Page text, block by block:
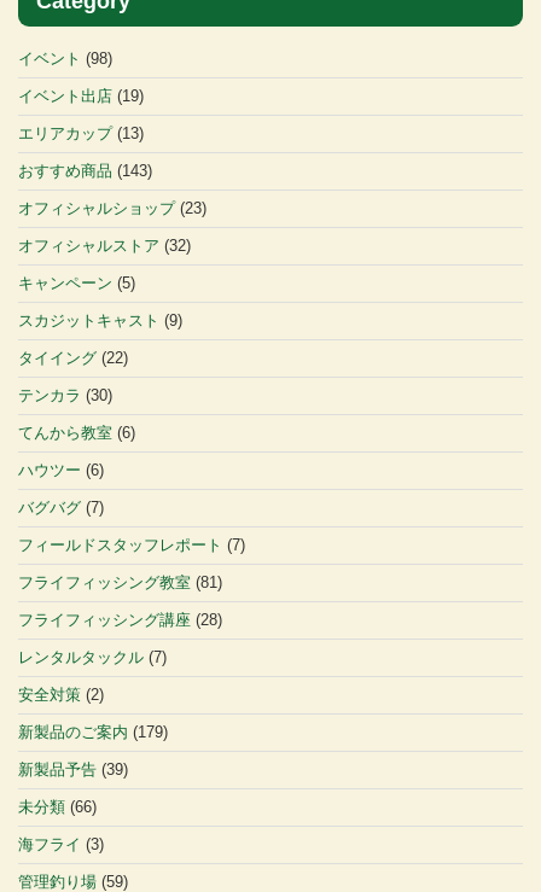
イベント (98)
イベント出店 (19)
エリアカップ(13)
おすすめ商品 (143)
オフィシャルショップ(23)
オフィシャルストア (32)
キャンペーン (5)
スカジットキャスト (9)
タイイング (22)
テンカラ (30)
てんから教室 (6)
ハウツー (6)
バグバグ (7)
フィールドスタッフレポート (7)
フライフィッシング教室 (81)
フライフィッシング講座 (28)
レンタルタックル (7)
安全対策 (2)
新製品のご案内 (179)
新製品予告 (39)
未分類 (66)
海フライ (3)
管理釣り場 (59)